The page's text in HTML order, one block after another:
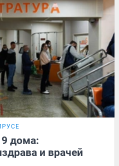
дома:
и врачей